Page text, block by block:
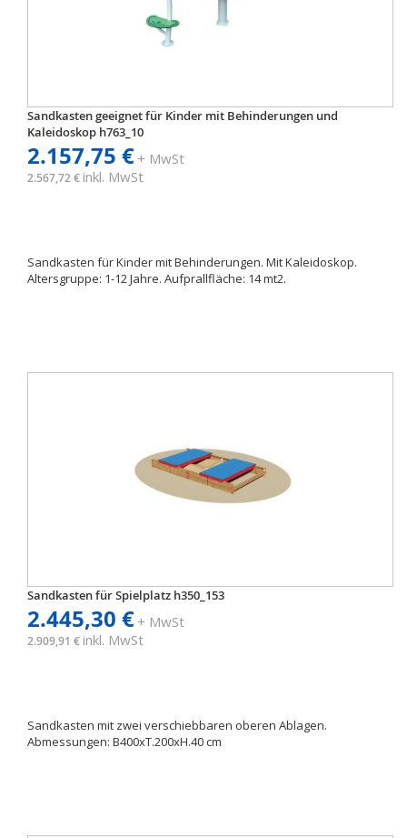
Sandkasten geeignet für Kinder mit Behinderungen und
Kaleidoskop h763_10
2.157,75 €+ MwSt
2.567,72 € inkl. MwSt
Sandkasten für Kinder mit Behinderungen. Mit Kaleidoskop.
Altersgruppe: 1-12 Jahre. Aufprallfläche: 14 mt2.
Sandkasten für Spielplatz h350_153
2.445,30 €+ MwSt
2.909,91 € inkl. MwSt
Sandkasten mit zwei verschiebbaren oberen Ablagen.
Abmessungen: B400xT.200xH.40 cm